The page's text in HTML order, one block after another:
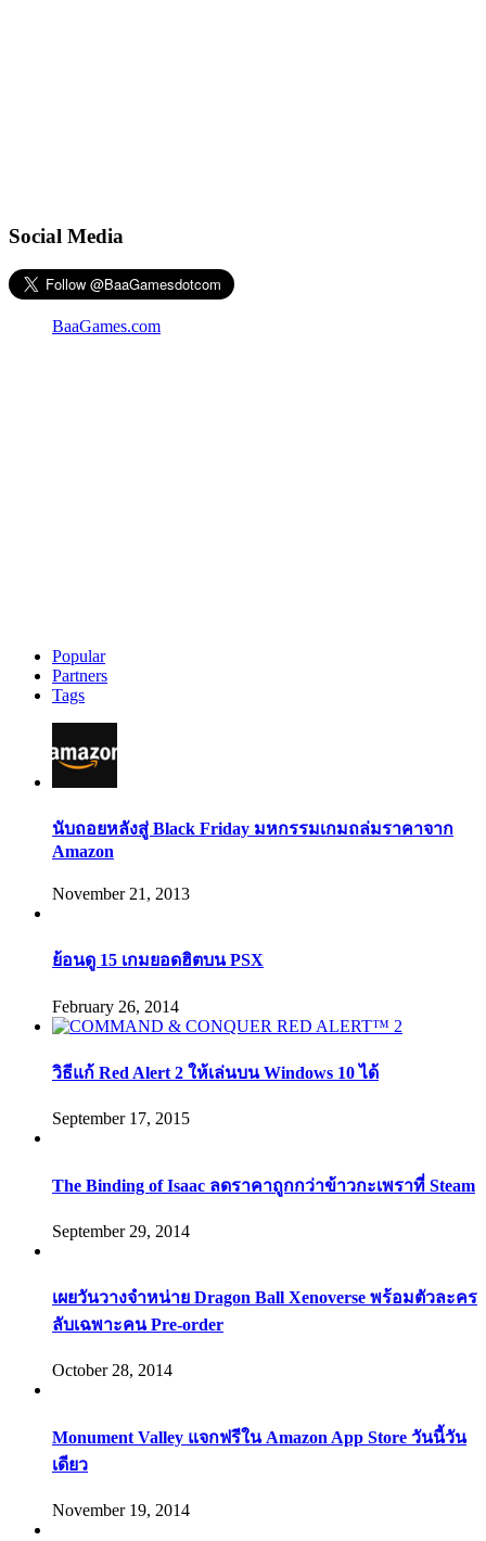
Social Media
BaaGames.com
Popular
Partners
Tags
นับถอยหลังสู่ Black Friday มหกรรมเกมถล่มราคาจาก
Amazon
November 21, 2013
ย้อนดู 15 เกมยอดฮิตบน PSX
February 26, 2014
วิธีแก้ Red Alert 2 ให้เล่นบน Windows 10 ได้
September 17, 2015
The Binding of Isaac ลดราคาถูกกว่าข้าวกะเพราที่ Steam
September 29, 2014
เผยวันวางจำหน่าย Dragon Ball Xenoverse พร้อมตัวละคร
ลับเฉพาะคน Pre-order
October 28, 2014
Monument Valley แจกฟรีใน Amazon App Store วันนี้วัน
เดียว
November 19, 2014